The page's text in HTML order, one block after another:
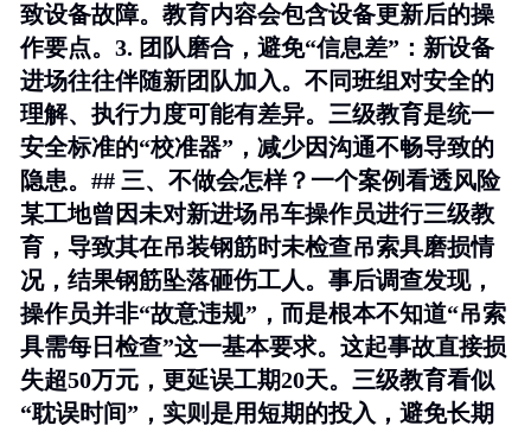
致设备故障。教育内容会包含设备更新后的操
作要点。3. 团队磨合，避免“信息差” ：新设备
进场往往伴随新团队加入。不同班组对安全的
理解、执行力度可能有差异。三级教育是统一
安全标准的“校准器”，减少因沟通不畅导致的
隐患。## 三、不做会怎样？一个案例看透风险
某工地曾因未对新进场吊车操作员进行三级教
育，导致其在吊装钢筋时未检查吊索具磨损情
况，结果钢筋坠落砸伤工人。事后调查发现，
操作员并非“故意违规”，而是根本不知道“吊索
具需每日检查”这一基本要求。这起事故直接损
失超50万元，更延误工期20天。三级教育看似
“耽误时间”，实则是用短期的投入，避免长期